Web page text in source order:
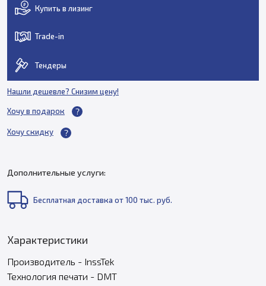
Купить в лизинг
Trade-in
Тендеры
Нашли дешевле? Снизим цену!
Хочу в подарок
Хочу скидку
Дополнительные услуги:
Бесплатная доставка от 100 тыс. руб.
Характеристики
Производитель - InssTek
Технология печати - DMT